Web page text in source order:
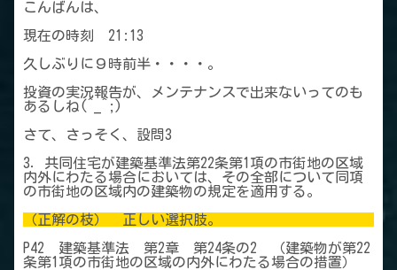
こんばんは、
現在の時刻 21:13
久しぶりに９時前半・・・・。
投資の実況報告が、メンテナンスで出来ないってのも
あるしね(^_^;)
さて、さっそく、設問3
3．共同住宅が建築基準法第22条第1項の市街地の区域
内外にわたる場合においては、その全部について同項
の市街地の区域内の建築物の規定を適用する。
（正解の枝） 正しい選択肢。
P42 建築基準法 第2章 第24条の2 （建築物が第22
条第1項の市街地の区域の内外にわたる場合の措置）